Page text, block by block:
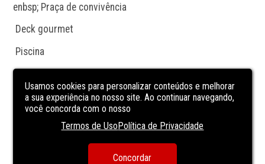
enbsp; Praça de convivência
Deck gourmet
Piscina
CARACTERÍSTICASDA UNIDADE
área de serviço
Usamos cookies para personalizar conteúdos e melhorar
a sua experiência no nosso site. Ao continuar navegando,
você concorda com o nosso
Termos de UsoPolítica de Privacidade
Concordar